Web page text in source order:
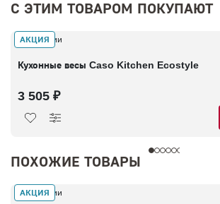
С ЭТИМ ТОВАРОМ ПОКУПАЮТ
АКЦИЯ
В наличии
Кухонные весы Caso Kitchen Ecostyle
3 505 ₽
ПОХОЖИЕ ТОВАРЫ
АКЦИЯ
В наличии